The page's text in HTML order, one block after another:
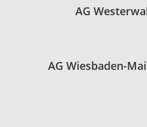
AG
AG Wiesbaden-